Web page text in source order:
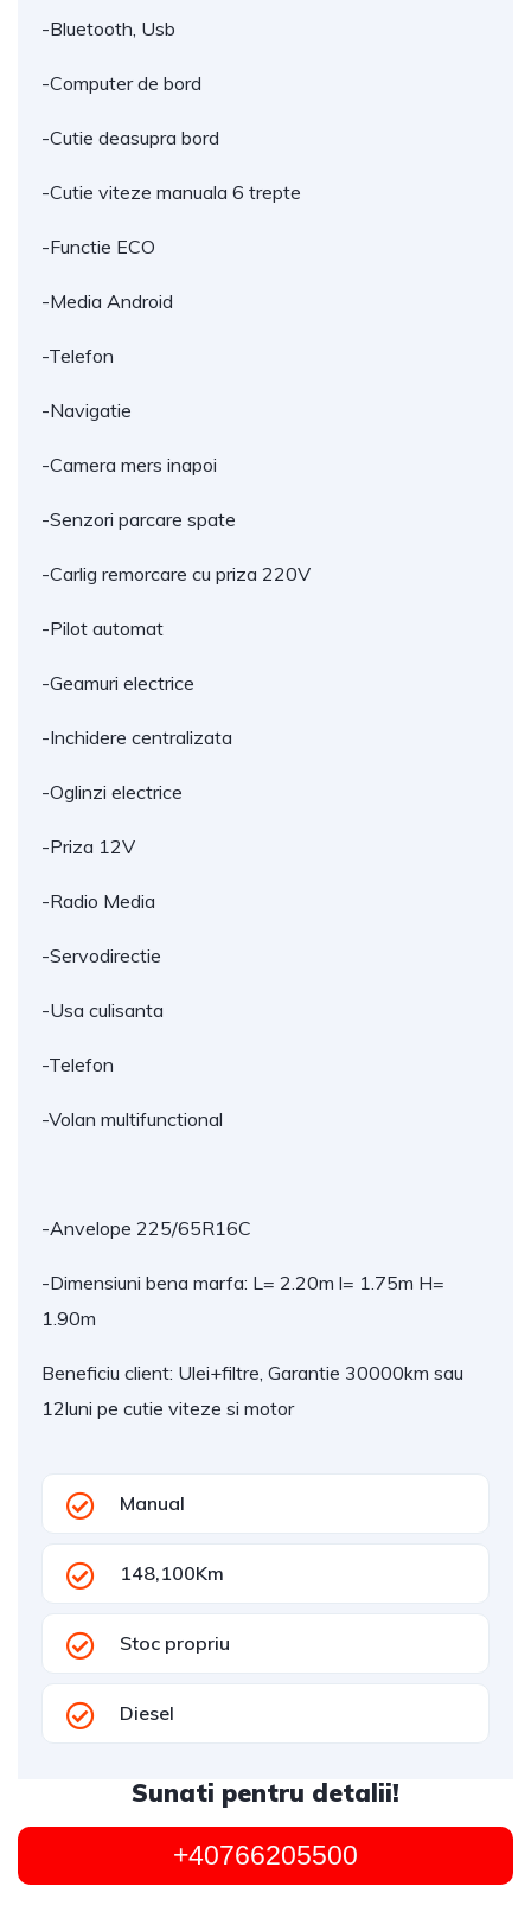
-Bluetooth, Usb
-Computer de bord
-Cutie deasupra bord
-Cutie viteze manuala 6 trepte
-Functie ECO
-Media Android
-Telefon
-Navigatie
-Camera mers inapoi
-Senzori parcare spate
-Carlig remorcare cu priza 220V
-Pilot automat
-Geamuri electrice
-Inchidere centralizata
-Oglinzi electrice
-Priza 12V
-Radio Media
-Servodirectie
-Usa culisanta
-Telefon
-Volan multifunctional
-Anvelope 225/65R16C
-Dimensiuni bena marfa: L= 2.20m l= 1.75m H=
1.90m
Beneficiu client: Ulei+filtre, Garantie 30000km sau
12luni pe cutie viteze si motor
Manual
148,100Km
Stoc propriu
Diesel
Sunati pentru detalii!
+40766205500